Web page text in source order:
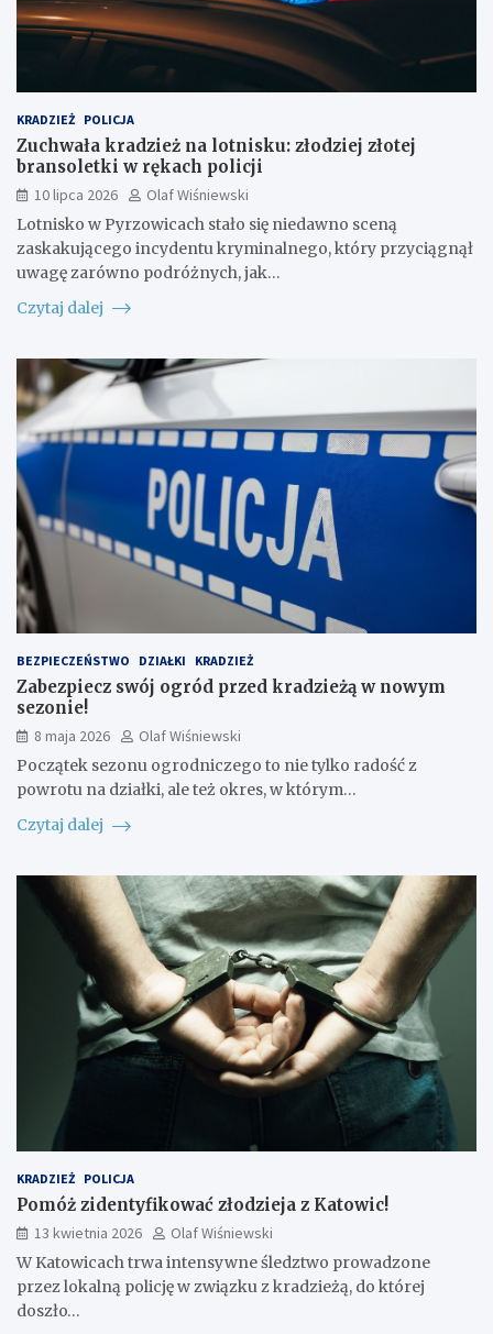
KRADZIEŻ POLICJA
Zuchwała kradzież na lotnisku: złodziej złotej
bransoletki w rękach policji
10 lipca 2026
Olaf Wiśniewski
Lotnisko w Pyrzowicach stało się niedawno sceną
zaskakującego incydentu kryminalnego, który przyciągnął
uwagę zarówno podróżnych, jak…
Czytaj dalej
BEZPIECZEŃSTWO DZIAŁKI KRADZIEŻ
Zabezpiecz swój ogród przed kradzieżą w nowym
sezonie!
8 maja 2026
Olaf Wiśniewski
Początek sezonu ogrodniczego to nie tylko radość z
powrotu na działki, ale też okres, w którym…
Czytaj dalej
KRADZIEŻ POLICJA
Pomóż zidentyfikować złodzieja z Katowic!
13 kwietnia 2026
Olaf Wiśniewski
W Katowicach trwa intensywne śledztwo prowadzone
przez lokalną policję w związku z kradzieżą, do której
doszło…